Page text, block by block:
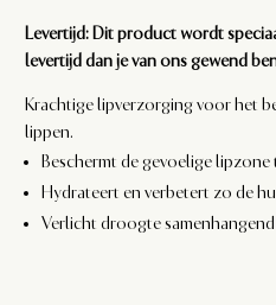
Levertijd: Dit product wordt
levertijd dan je van ons gewend
Krachtige lipverzorging voor het
lippen.
Beschermt de gevoelige
Hydrateert en verbetert zo de
Verlicht droogte